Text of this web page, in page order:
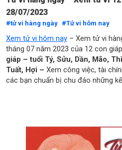
28/07/2023
tử vi hàng ngày Tử vi hôm nay
Xem tử vi hôm nay – Xem tử vi
tháng 07 năm 2023 của 12 con
giáp – tuổi Tý, Sửu, Dần, Mão,
Tuất, Hợi – Xem công việc, tài
các bạn chuẩn bị chu đáo những